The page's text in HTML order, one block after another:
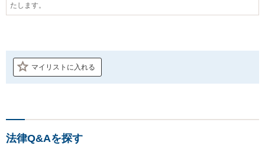
たします。
マイリストに入れる
法律Q&Aを探す